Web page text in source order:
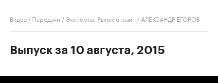
Видео / Передачи /Эксперты. Рынок онлайн / АЛЕКСАНДР ЕГОРОВ
Выпуск за 10 августа, 2015